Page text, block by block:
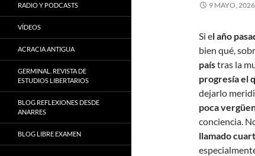
9 MAYO, 2026
Si el año
bien qué,
paístras la
progresía el
dejarlo
poca
conciencia.
llamado
RADIO Y PODCASTS
VÍDEOS
ACRACIA ANTIGUA
GERMINAL. REVISTA DE
ESTUDIOS LIBERTARIOS
BLOG REFLEXIONES DESDE
ANARRES
BLOG LIBRE EXAMEN